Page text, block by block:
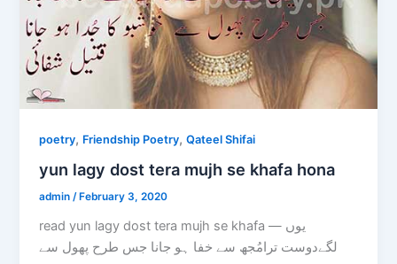
poetry, Friendship Poetry,Qateel Shifai
yun lagy dost tera mujh se khafa hona
admin/ February 3, 2020
read yun lagy dost tera mujh se khafa — یوں
لگےدوست ترامُجھ سے خفا ہو جانا جس طرح پھول سے